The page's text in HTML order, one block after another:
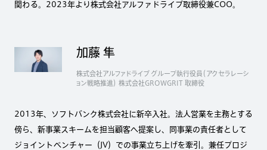
関わる。2023年より株式会社アルファドライブ取締役兼COO。
加藤 隼
株式会社アルファドライブ グループ執行役員（アクセラレーシ
ョン戦略推進） 株式会社GROWGRIT 取締役
2013年、ソフトバンク株式会社に新卒入社。法人営業を主務とする
傍ら、新事業スキームを担当顧客へ提案し、同事業の責任者として
ジョイントベンチャー（JV）での事業立ち上げを牽引。兼任プロジ